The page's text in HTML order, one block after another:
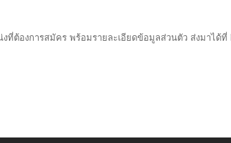
ต้องการสมัคร พร้อมรายละเอียดข้อมูลส่วนตัว ส่งมาได้ที่